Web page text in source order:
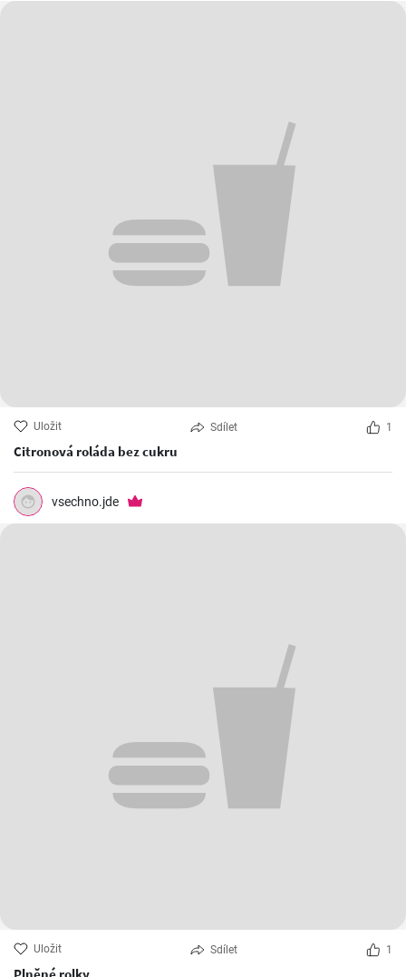
Uložit Sdílet 1
Citronová roláda bez cukru
vsechno.jde
Uložit Sdílet 1